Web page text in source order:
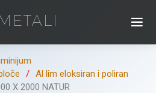
Al lim eloksiran i poliran
X 2000 NATUR